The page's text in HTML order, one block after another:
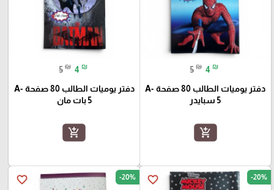
5 ₪ 4 ₪
دفتر يوميات الطالب 80 صفحة A-
5 سبايدر
add_shopping_cart
5 ₪ 4 ₪
دفتر يوميات الطالب 80 صفحة A-
5 بات مان
add_shopping_cart
favorite_border -20%
favorite_border -20%